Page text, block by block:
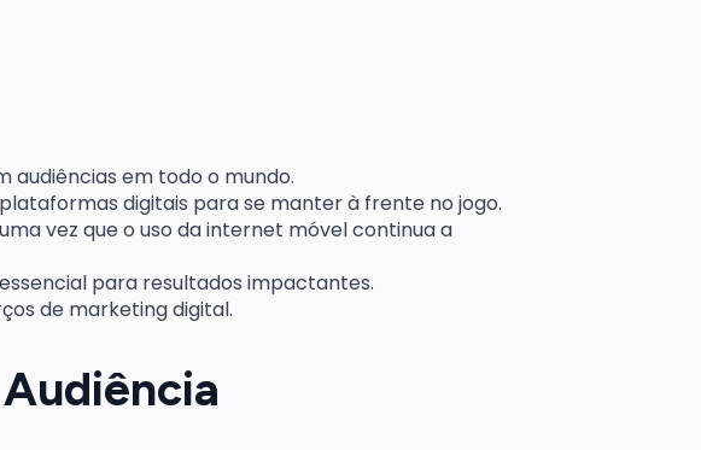
em todo o mundo.
digitais para se manter à frente no jogo.
vez que o uso da internet móvel continua a
para resultados impactantes.
de marketing digital.